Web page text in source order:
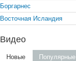
Боргарнес
Восточная Исландия
Видео
Новые Популярные